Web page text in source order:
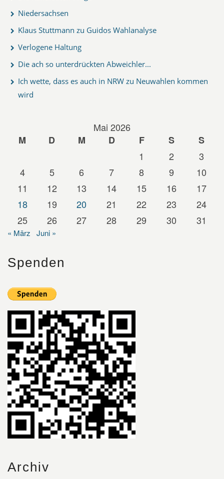
Niedersachsen
Klaus Stuttmann zu Guidos Wahlanalyse
Verlogene Haltung
Die ach so unterdrückten Abweichler...
Ich wette, dass es auch in NRW zu Neuwahlen kommen
wird
Mai 2026
M
D M D F S
S
1
2
3
4
5 6 7 8 9
10
11
12 13 14 15 16
17
18
19 20 21 22 23
24
25
26 27 28 29 30 31
« März Juni »
Spenden
Archiv